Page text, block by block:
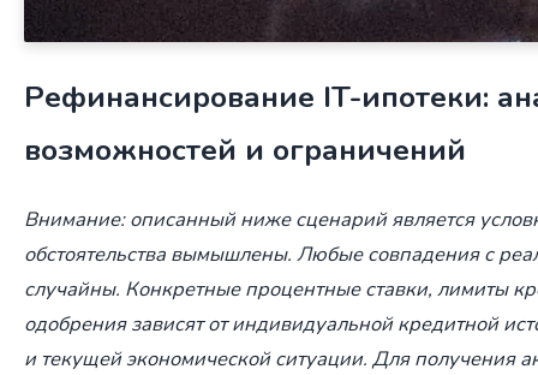
Рефинансирование IT-ипотеки:
возможностей и ограничений
Внимание: описанный ниже сценарий является
обстоятельства вымышлены. Любые совпадения с
случайны. Конкретные процентные ставки, лимиты
одобрения зависят от индивидуальной кредитной
и текущей экономической ситуации. Для получения